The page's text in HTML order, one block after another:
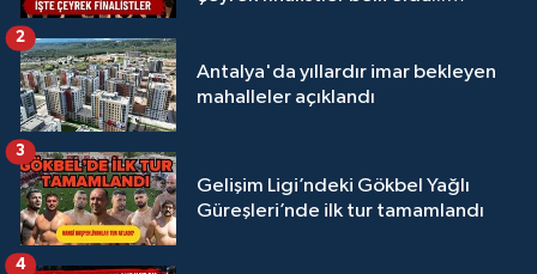
Antalya'da yıllardır imar bekleyen
mahalleler açıklandı
2
Gelişim Ligi’ndeki Gökbel Yağlı
Güreşleri’nde ilk tur tamamlandı
3
4